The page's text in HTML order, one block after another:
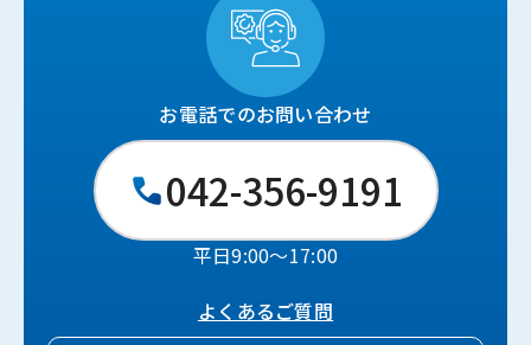
お電話でのお問い合わせ
042-356-9191
平日9:00〜17:00
よくあるご質問